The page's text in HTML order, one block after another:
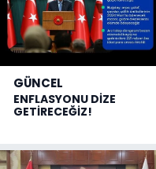
GÜNCEL
ENFLASYONU DİZE
GETİRECEĞİZ!